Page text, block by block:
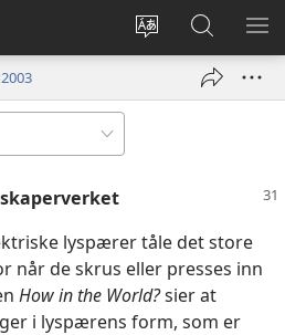
Endre
Logg
inn
vindu)
Søk
på
JW.ORG
VIS
lyspærer tåle det store
når de skrus eller presses inn
How in the World?sier at
i lyspærens form, som er